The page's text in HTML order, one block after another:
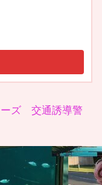
ーズ 交通誘導警